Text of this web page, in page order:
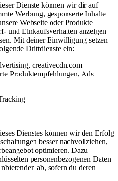
Dienste können wir dir auf
Werbung, gesponserte Inhalte
Webseite oder Produkte
und Einkaufsverhalten anzeigen
Mit deiner Einwilligung setzen
Drittdienste ein:
creativecdn.com
Produktempfehlungen, Ads
Dienstes können wir den Erfolg
besser nachvollziehen,
optimieren. Dazu
personenbezogenen Daten
ab, sofern du deren